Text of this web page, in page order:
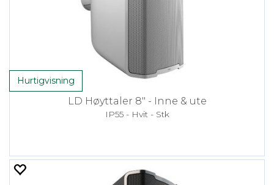
Hurtigvisning
LD Høyttaler 8" - Inne & ute
IP55 - Hvit - Stk